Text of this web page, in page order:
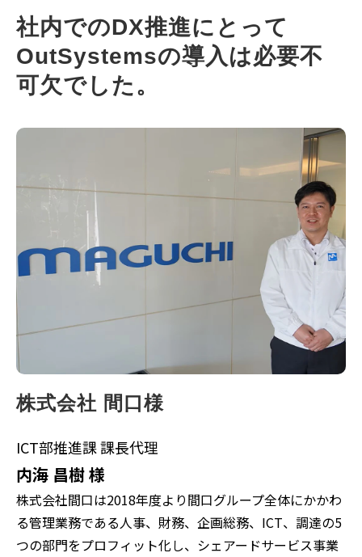
社内でのDX推進にとって
OutSystemsの導入は必要不
可欠でした。
株式会社 間口様
ICT部推進課 課長代理
内海 昌樹 様
株式会社間口は2018年度より間口グループ全体にかかわ
る管理業務である人事、財務、企画総務、ICT、調達の5
つの部門をプロフィット化し、シェアードサービス事業